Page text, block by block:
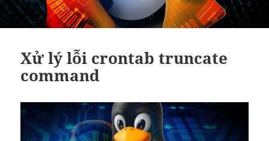
Xử lý lỗi crontab truncate
command